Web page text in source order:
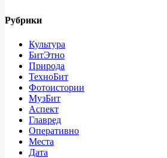
Рубрики
Культура
БитЭтно
Природа
ТехноБит
Фотоистории
МузБит
Аспект
Главред
Оперативно
Места
Дата